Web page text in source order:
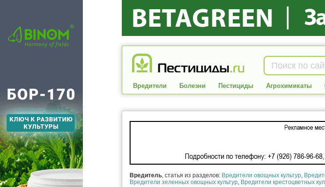
Вредители Болезни Пестициды Агрохимикаты
Вредитель, статья из разделов: Вредители овощных культур,
Вредители зеленных овощных культур, Вредители крестоцветных